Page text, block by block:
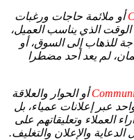
أو ملائمة حاجات ورغبات
الذي يناسب العميل،
للذهاب إلى السوق، أو
لم يعد أحد مضطرا
أو الحوار والعلاقة
عبر إعلانات عمياء، بل
العملاء وتعليقاتهم على
والإعلان والتغليف.